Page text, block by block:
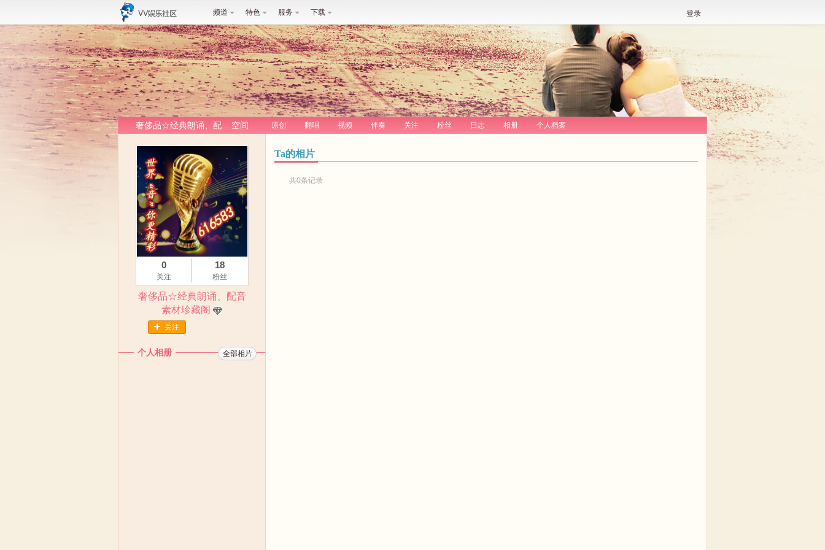
频道 特色 服务 下载 登录
奢侈品☆经典朗诵、配... 空间 原创 翻唱 视频 伴奏 关注 粉丝 日志 相册 个人档案
0
关注
18
粉丝
奢侈品☆经典朗诵、配音
素材珍藏阁
关注
个人相册 全部相片
Ta的相片
共0条记录